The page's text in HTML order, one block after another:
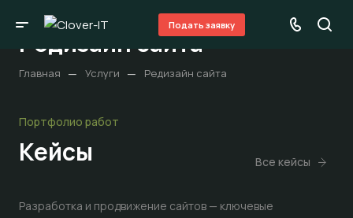
Подать заявку
Редизайн сайта
Главная — Услуги — Редизайн сайта
Портфолио работ
Кейсы Все кейсы
Разработка и продвижение сайтов — ключевые